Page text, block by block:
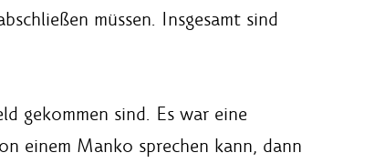
müssen. Insgesamt sind
gekommen sind. Es war eine
einem Manko sprechen kann, dann